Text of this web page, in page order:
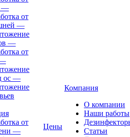
—
от
—
—
от
ос —
от
—
Цены
Компания
О компании
Наши работы
Статьи